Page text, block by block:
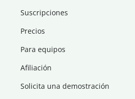
Suscripciones
Precios
Para equipos
Afiliación
Solicita una demostración